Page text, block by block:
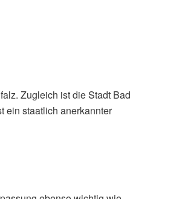
Zugleich ist die Stadt Bad
ein staatlich anerkannter